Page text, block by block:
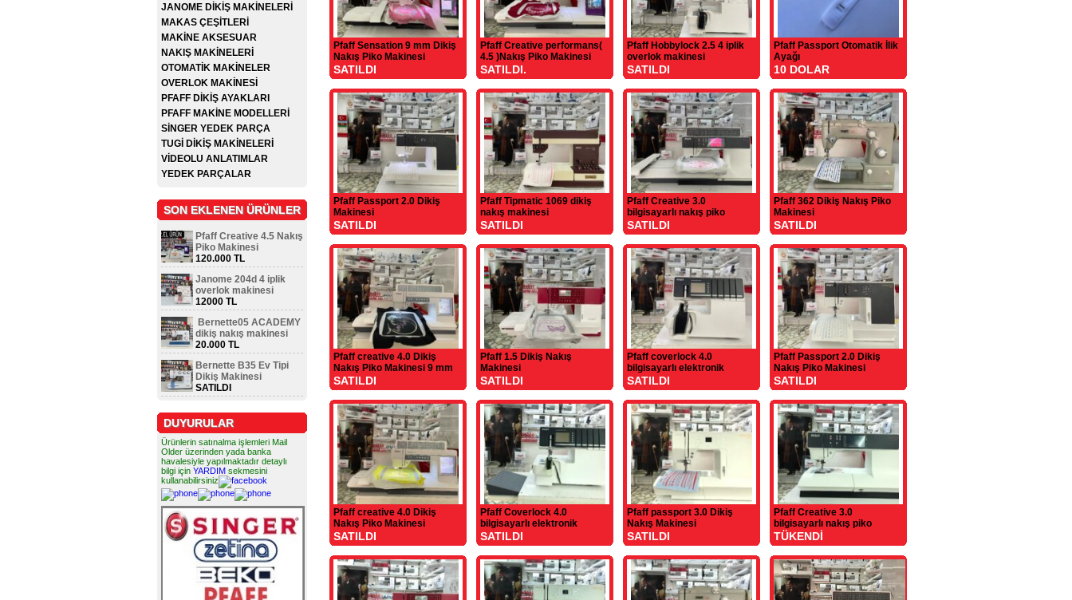
JANOME DİKİŞ MAKİNELERİ
MAKAS ÇEŞİTLERİ
MAKİNE AKSESUAR
NAKIŞ MAKİNELERİ
OTOMATİK MAKİNELER
OVERLOK MAKİNESİ
PFAFF DİKİŞ AYAKLARI
PFAFF MAKİNE MODELLERİ
SİNGER YEDEK PARÇA
TUGİ DİKİŞ MAKİNELERİ
VİDEOLU ANLATIMLAR
YEDEK PARÇALAR
SON EKLENEN ÜRÜNLER
Pfaff Creative 4.5 Nakış
Piko Makinesi
120.000 TL
Janome 204d 4 iplik
overlok makinesi
12000 TL
Bernette05 ACADEMY
dikiş nakış makinesi
20.000 TL
Bernette B35 Ev Tipi
Dikiş Makinesi
SATILDI
DUYURULAR
Ürünlerin satınalma işlemleri Mail
Older üzerinden yada banka
havalesiyle yapılmaktadır detaylı
bilgi için YARDIM sekmesini
kullanabilirsiniz
Pfaff Sensation 9 mm Dikiş
Nakış Piko Makinesi
SATILDI
Pfaff Creative performans(
4.5 )Nakış Piko Makinesi
SATILDI.
Pfaff Hobbylock 2.5 4 iplik
overlok makinesi
SATILDI
Pfaff Passport Otomatik İlik
Ayağı
10 DOLAR
Pfaff Passport 2.0 Dikiş
Makinesi
SATILDI
Pfaff Tipmatic 1069 dikiş
nakış makinesi
SATILDI
Pfaff Creative 3.0
bilgisayarlı nakış piko
makinesi
SATILDI
Pfaff 362 Dikiş Nakış Piko
Makinesi
SATILDI
Pfaff creative 4.0 Dikiş
Nakış Piko Makinesi 9 mm
piko
SATILDI
Pfaff 1.5 Dikiş Nakış
Makinesi
SATILDI
Pfaff coverlock 4.0
bilgisayarlı elektronik
overlok
SATILDI
Pfaff Passport 2.0 Dikiş
Nakış Piko Makinesi
SATILDI
Pfaff creative 4.0 Dikiş
Nakış Piko Makinesi
SATILDI
Pfaff Coverlock 4.0
bilgisayarlı elektronik
overlok ve reçme
SATILDI
Pfaff passport 3.0 Dikiş
Nakış Makinesi
SATILDI
Pfaff Creative 3.0
bilgisayarlı nakış piko
makinesi sıfır
TÜKENDİ